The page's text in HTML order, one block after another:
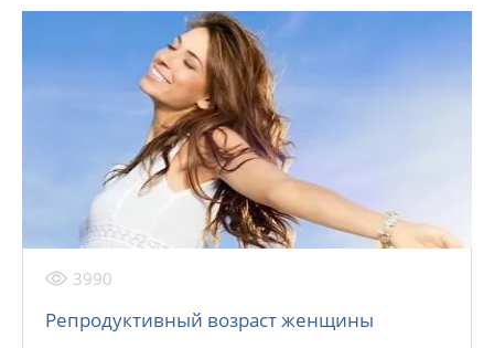
3990
Репродуктивный возраст женщины